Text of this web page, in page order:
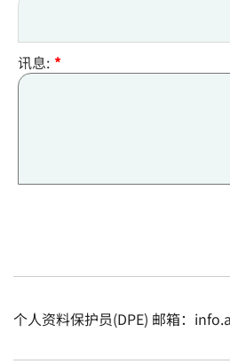
讯息: *
个人资料保护员(DPE) 邮箱：